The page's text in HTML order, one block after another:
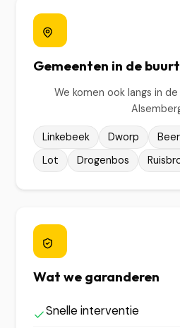
Gemeenten in de buurt
We komen ook langs in
Linkebeek Dworp
Lot
Drogenbos
Wat we garanderen
Snelle interventie